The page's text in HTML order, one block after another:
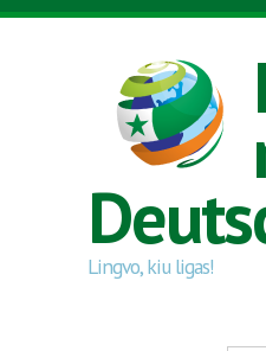
Direkt zum Inhalt
Lingvo, kiu ligas!